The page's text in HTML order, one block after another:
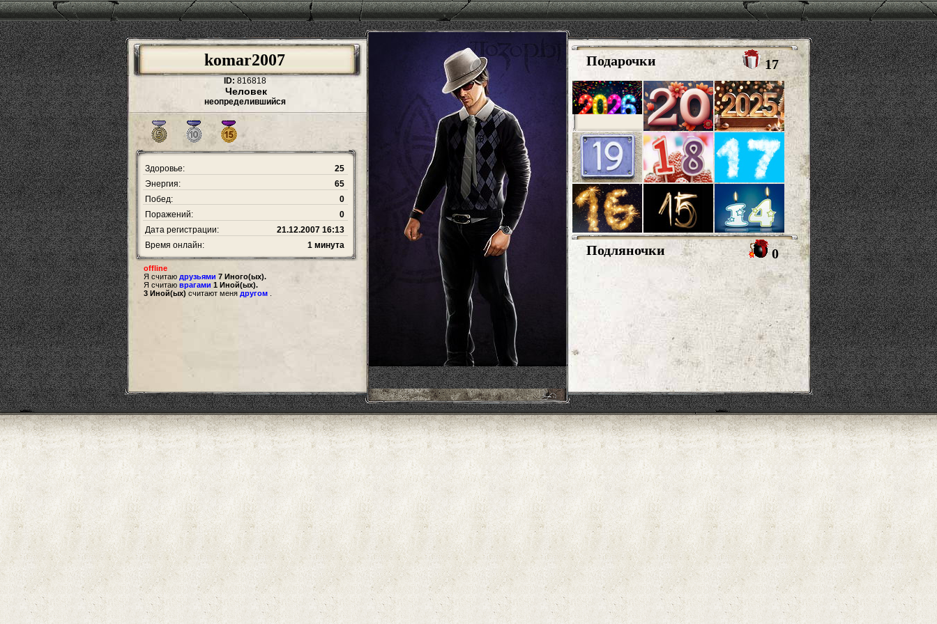
komar2007
ID: 816818
Человек
неопределившийся
Здоровье:
25
Энергия:
65
Побед:
0
Поражений:
0
Дата регистрации:
21.12.2007 16:13
Время онлайн:
1 минута
offline
Я считаю друзьями 7 Иного(ых).
Я считаю врагами 1 Иной(ых).
3 Иной(ых) считают меня другом
Подарочки 17
Подляночки 0